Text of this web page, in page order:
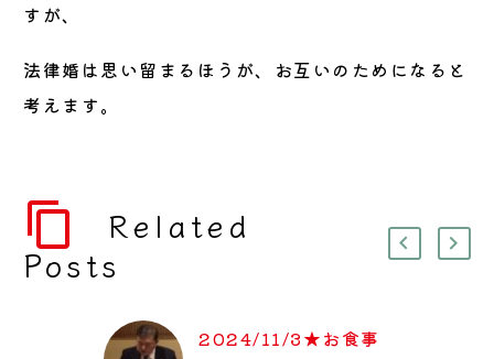
すが、
法律婚は思い留まるほうが、お互いのためになると
考えます。
Related
Posts
2024/11/3★お食事